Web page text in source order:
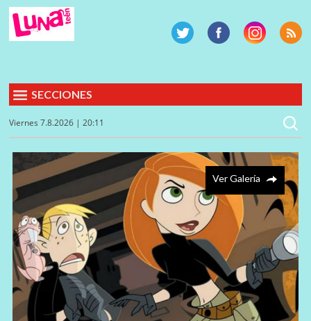
SECCIONES
Viernes 7.8.2026 | 20:11
Ver Galería